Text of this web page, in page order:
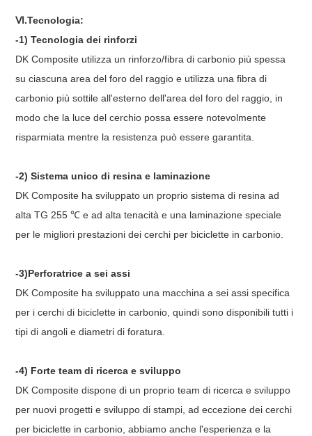
Ⅵ.Tecnologia:
-1) Tecnologia dei rinforzi
DK Composite utilizza un rinforzo/fibra di carbonio più spessa
su ciascuna area del foro del raggio e utilizza una fibra di
carbonio più sottile all'esterno dell'area del foro del raggio, in
modo che la luce del cerchio possa essere notevolmente
risparmiata mentre la resistenza può essere garantita.
-2) Sistema unico di resina e laminazione
DK Composite ha sviluppato un proprio sistema di resina ad
alta TG 255 ℃ e ad alta tenacità e una laminazione speciale
per le migliori prestazioni dei cerchi per biciclette in carbonio.
-3)Perforatrice a sei assi
DK Composite ha sviluppato una macchina a sei assi specifica
per i cerchi di biciclette in carbonio, quindi sono disponibili tutti i
tipi di angoli e diametri di foratura.
-4) Forte team di ricerca e sviluppo
DK Composite dispone di un proprio team di ricerca e sviluppo
per nuovi progetti e sviluppo di stampi, ad eccezione dei cerchi
per biciclette in carbonio, abbiamo anche l'esperienza e la